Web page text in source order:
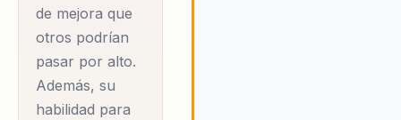
de mejora que
otros podrían
pasar por alto.
Además, su
habilidad para